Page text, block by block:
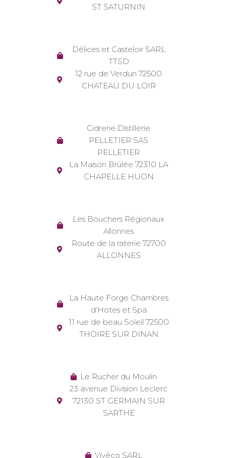
ST SATURNIN
Délices et Casteloir SARL
TTSD
12 rue de Verdun 72500
CHATEAU DU LOIR
Cidrerie Distillerie
PELLETIER SAS
PELLETIER
La Maison Brûlée 72310 LA
CHAPELLE HUON
Les Bouchers Régionaux
Allonnes
Route de la raterie 72700
ALLONNES
La Haute Forge Chambres
d'Hotes et Spa
11 rue de beau Soleil 72500
THOIRE SUR DINAN
Le Rucher du Moulin
23 avenue Division Leclerc
72130 ST GERMAIN SUR
SARTHE
Vivéco SARL